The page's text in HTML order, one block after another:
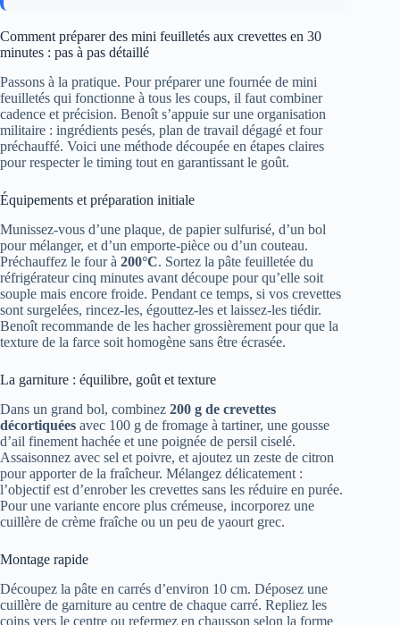
Comment préparer des mini feuilletés aux crevettes en 30
minutes : pas à pas détaillé
Passons à la pratique. Pour préparer une fournée de mini
feuilletés qui fonctionne à tous les coups, il faut combiner
cadence et précision. Benoît s’appuie sur une organisation
militaire : ingrédients pesés, plan de travail dégagé et four
préchauffé. Voici une méthode découpée en étapes claires
pour respecter le timing tout en garantissant le goût.
Équipements et préparation initiale
Munissez-vous d’une plaque, de papier sulfurisé, d’un bol
pour mélanger, et d’un emporte-pièce ou d’un couteau.
Préchauffez le four à 200°C. Sortez la pâte feuilletée du
réfrigérateur cinq minutes avant découpe pour qu’elle soit
souple mais encore froide. Pendant ce temps, si vos crevettes
sont surgelées, rincez-les, égouttez-les et laissez-les tiédir.
Benoît recommande de les hacher grossièrement pour que la
texture de la farce soit homogène sans être écrasée.
La garniture : équilibre, goût et texture
Dans un grand bol, combinez 200 g de crevettes
décortiquées avec 100 g de fromage à tartiner, une gousse
d’ail finement hachée et une poignée de persil ciselé.
Assaisonnez avec sel et poivre, et ajoutez un zeste de citron
pour apporter de la fraîcheur. Mélangez délicatement :
l’objectif est d’enrober les crevettes sans les réduire en purée.
Pour une variante encore plus crémeuse, incorporez une
cuillère de crème fraîche ou un peu de yaourt grec.
Montage rapide
Découpez la pâte en carrés d’environ 10 cm. Déposez une
cuillère de garniture au centre de chaque carré. Repliez les
coins vers le centre ou refermez en chausson selon la forme